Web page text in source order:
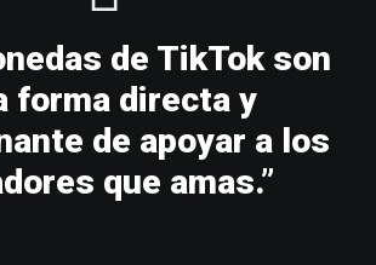
de TikTok son
forma directa y
de apoyar a los
que amas.”